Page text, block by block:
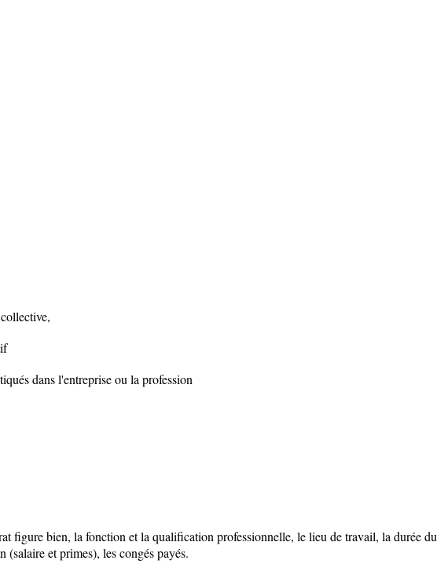
dans l'entreprise ou la profession
figure bien, la fonction et la qualification professionnelle, le lieu de travail, la durée du
(salaire et primes), les congés payés.